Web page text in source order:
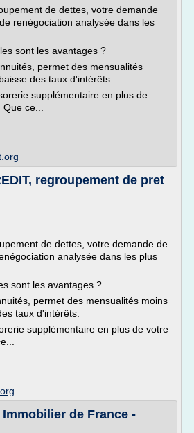
de dettes, votre demande
renégociation analysée dans les
sont les avantages ?
permet des mensualités
des taux d'intérêts.
supplémentaire en plus de
ce...
regroupement de pret
de dettes, votre demande de
analysée dans les plus
sont les avantages ?
permet des mensualités moins
taux d'intérêts.
supplémentaire en plus de votre
de France -